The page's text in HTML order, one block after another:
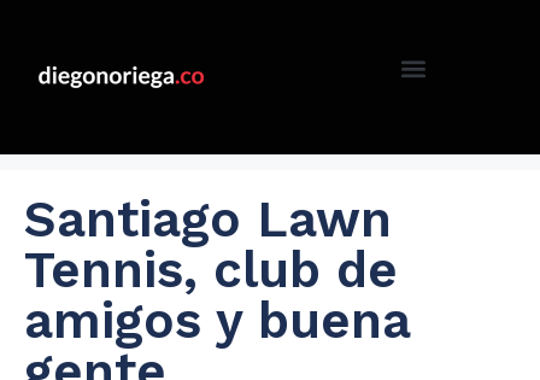
Santiago Lawn
Tennis, club de
amigos y buena